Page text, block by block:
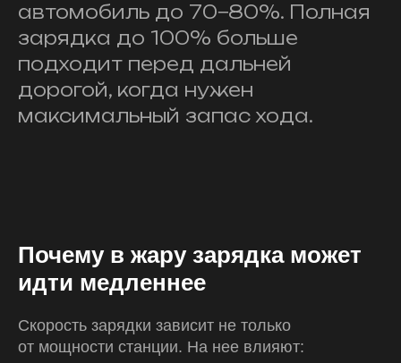
автомобиль до 70−80%. Полная
зарядка до 100% больше
подходит перед дальней
дорогой, когда нужен
максимальный запас хода.
Почему в жару зарядка может
идти медленнее
Скорость зарядки зависит не только
от мощности станции. На нее влияют: